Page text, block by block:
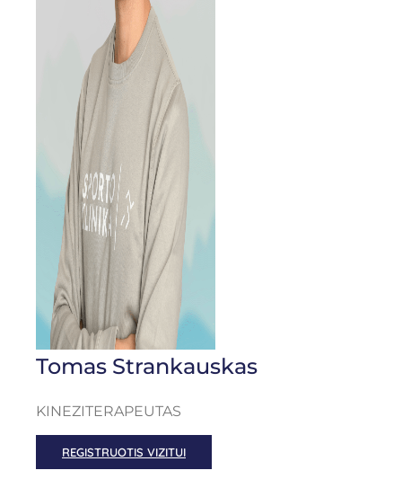
Tomas Strankauskas
KINEZITERAPEUTAS
REGISTRUOTIS VIZITUI